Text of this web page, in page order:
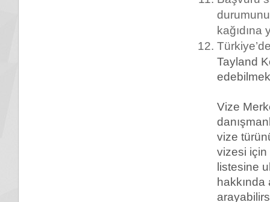
kağıdına
Tayland
Vize
vize
vizesi için
listesine
hakkında